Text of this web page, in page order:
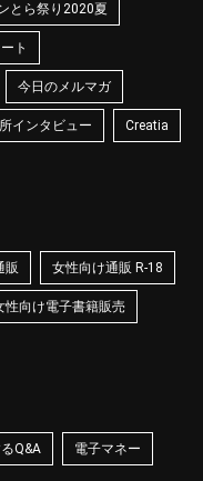
とら祭り2020夏
ト
今日のメルマガ
インタビュー Creatia
販 女性向け通販 R-18
性向け電子書籍販売
Q&A 電子マネー